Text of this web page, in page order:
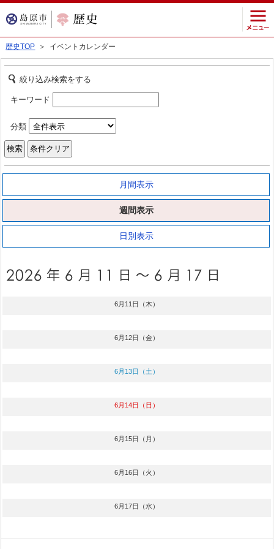
歴史TOP ＞ イベントカレンダー
絞り込み検索をする
キーワード
分類
月間表示
週間表示
日別表示
6月11日（木）
6月12日（金）
6月13日（土）
6月14日（日）
6月15日（月）
6月16日（火）
6月17日（水）